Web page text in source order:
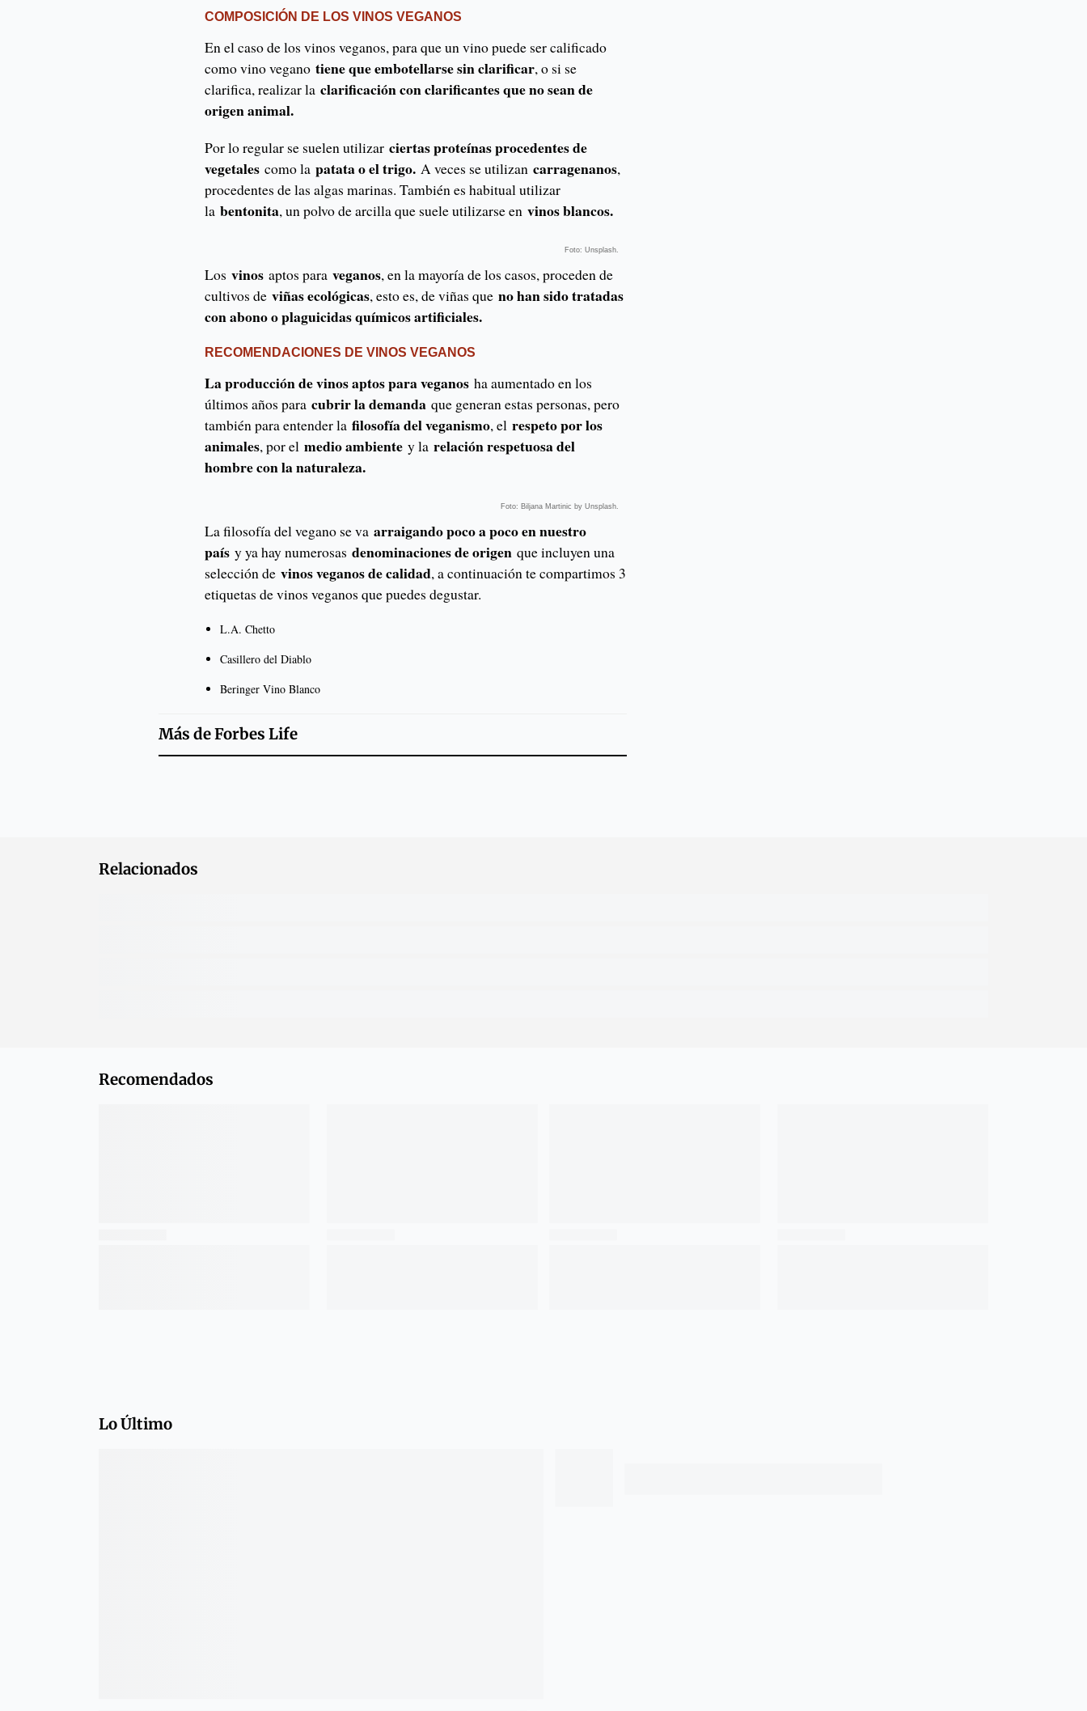
COMPOSICIÓN DE LOS VINOS VEGANOS
En el caso de los vinos veganos, para que un vino puede ser calificado
como vino veganotiene que embotellarse sin clarificar, o si se
clarifica, realizar laclarificación con clarificantes que no sean de
origen animal.
Por lo regular se suelen utilizarciertas proteínas procedentes de
vegetalescomo lapatata o el trigo. A veces se utilizancarragenanos,
procedentes de las algas marinas. También es habitual utilizar
labentonita, un polvo de arcilla que suele utilizarse envinos blancos.
Foto: Unsplash.
Losvinosaptos paraveganos, en la mayoría de los casos, proceden de
cultivos deviñas ecológicas, esto es, de viñas queno han sido tratadas
con abono o plaguicidas químicos artificiales.
RECOMENDACIONES DE VINOS VEGANOS
La producción de vinos aptos para veganos ha aumentado en los
últimos años paracubrir la demandaque generan estas personas, pero
también para entender lafilosofía del veganismo, elrespeto por los
animales, por elmedio ambiente y larelación respetuosa del
hombre con la naturaleza.
Foto: Biljana Martinic by Unsplash.
La filosofía del vegano se vaarraigando poco a poco en nuestro
país y ya hay numerosasdenominaciones de origen que incluyen una
selección devinos veganos de calidad, a continuación te compartimos 3
etiquetas de vinos veganos que puedes degustar.
L.A. Chetto
Casillero del Diablo
Beringer Vino Blanco
Más deForbes Life
Relacionados
Recomendados
Lo Último